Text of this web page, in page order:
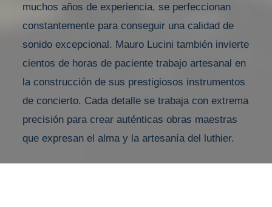
muchos años de experiencia, se perfeccionan
constantemente para conseguir una calidad de
sonido excepcional. Mauro Lucini también invierte
cientos de horas de paciente trabajo artesanal en
la construcción de sus prestigiosos instrumentos
de concierto. Cada detalle se trabaja con extrema
precisión para crear auténticas obras maestras
que expresan el alma y la artesanía del luthier.